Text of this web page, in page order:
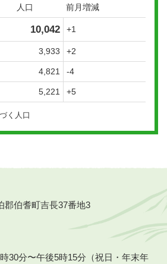
人口 前月増減
10,042 +1
3,933 +2
4,821 -4
5,221 +5
く人口
郡伯耆町吉長37番地3
30分〜午後5時15分（祝日・年末年